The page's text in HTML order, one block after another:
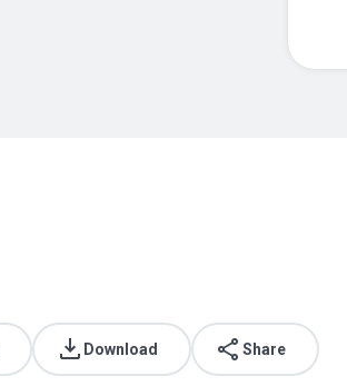
Download Share